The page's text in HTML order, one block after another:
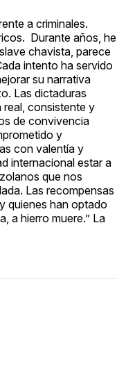
a criminales.
Durante años, he
chavista, parece
intento ha servido
su narrativa
Las dictaduras
real, consistente y
de convivencia
y
con valentía y
internacional estar a
que nos
Las recompensas
quienes han optado
a hierro muere.” La